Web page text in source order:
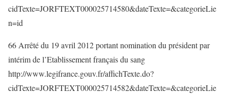
cidTexte=JORFTEXT000025714580&dateTexte=&categorieLie
n=id
66 Arrêté du 19 avril 2012 portant nomination du président par
intérim de l’Etablissement français du sang
http://www.legifrance.gouv.fr/affichTexte.do?
cidTexte=JORFTEXT000025714582&dateTexte=&categorieLie